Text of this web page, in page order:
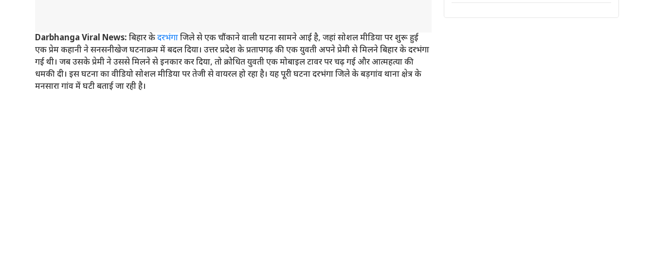
Darbhanga Viral News: बिहार केदरभंगाजिले से एक चौंकाने वाली घटना सामने आई है, जहां सोशल मीडिया पर शुरू हुई
एक प्रेम कहानी ने सनसनीखेज घटनाक्रम में बदल दिया। उत्तर प्रदेश के प्रतापगढ़ की एक युवती अपने प्रेमी से मिलने बिहार के दरभंगा
गई थी। जब उसके प्रेमी ने उससे मिलने से इनकार कर दिया, तो क्रोधित युवती एक मोबाइल टावर पर चढ़ गई और आत्महत्या की
धमकी दी। इस घटना का वीडियो सोशल मीडिया पर तेजी से वायरल हो रहा है। यह पूरी घटना दरभंगा जिले के बड़गांव थाना क्षेत्र के
मनसारा गांव में घटी बताई जा रही है।